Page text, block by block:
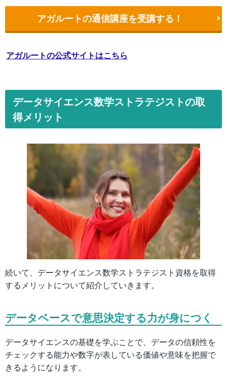
アガルートの通信講座を受講する！
アガルートの公式サイトはこちら
データサイエンス数学ストラテジストの取
得メリット
続いて、データサイエンス数学ストラテジスト資格を取得
するメリットについて紹介していきます。
データベースで意思決定する力が身につく
データサイエンスの基礎を学ぶことで、データの信頼性を
チェックする能力や数字が表している価値や意味を把握で
きるようになります。